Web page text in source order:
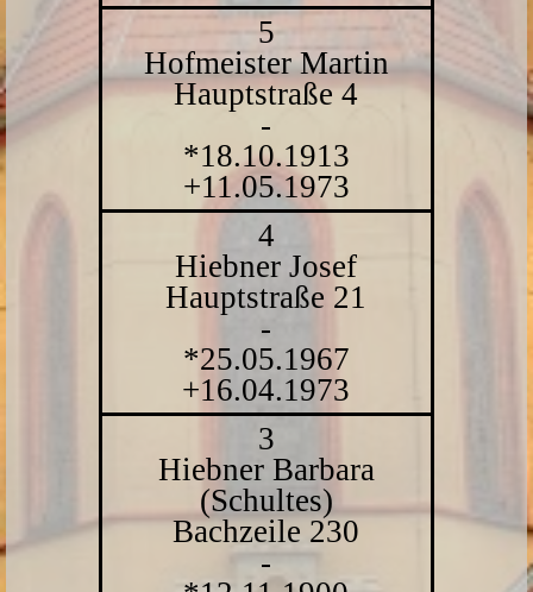
5
Hofmeister Martin
Hauptstraße 4
-
*18.10.1913
+11.05.1973
4
Hiebner Josef
Hauptstraße 21
-
*25.05.1967
+16.04.1973
3
Hiebner Barbara
(Schultes)
Bachzeile 230
-